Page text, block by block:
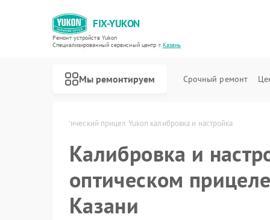
FIX-YUKON
Ремонт устройств Yukon
Специализированный cервисный центр г.Казань
Мы ремонтируем Срочный ремонт
Оптический прицел Yukon калибровка и настройка
Калибровка и
оптическом
Казани